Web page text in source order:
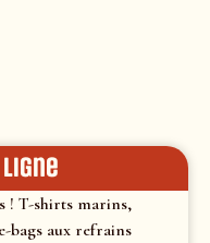
ligne
! T-shirts marins,
bags aux refrains